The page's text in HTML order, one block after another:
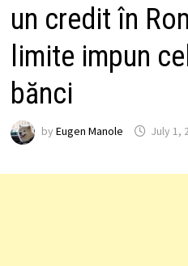
un credit în
limite impun
bănci
by Eugen Manole July 1,